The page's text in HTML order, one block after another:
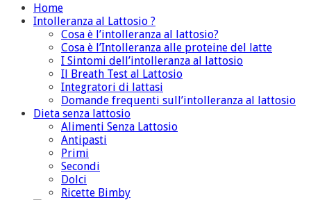
Home
Intolleranza al Lattosio ?
Cosa è l’intolleranza al lattosio?
Cosa è l’Intolleranza alle proteine del latte
I Sintomi dell’intolleranza al lattosio
Il Breath Test al Lattosio
Integratori di lattasi
Domande frequenti sull’intolleranza al lattosio
Dieta senza lattosio
Alimenti Senza Lattosio
Antipasti
Primi
Secondi
Dolci
Ricette Bimby